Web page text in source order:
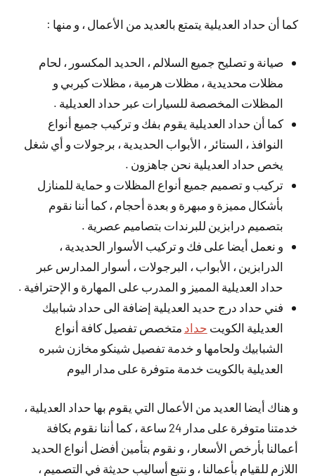
كما أن حداد العديلية يتمتع بالعديد من الأعمال ، و منها :
صيانة و تصليح جميع السلالم ، الحديد المكسور ، لحام
مظلات محديدية ، مظلات هرمية ، مظلات كيربي و
المظلات المخصصة للسيارات عبر حداد العديلية .
كما أن حداد العديلية يقوم بفك و تركيب جميع أنواع
النوافذ ، الستائر ، الأبواب الحديدية ، برجولات و أي شغل
يخص حداد العديلية نحن جاهزون .
تركيب و تصميم جميع أنواع المظلات و حماية للمنازل
بأشكال مميزة و مبهرة و بعدة أحجام ، كما أننا نقوم
بتصميم درابزين للبرندات بتصاميم عصرية .
و نعمل أيضا على فك و تركيب الأسوار الحديدية ،
الدرابزين ، الأبواب ، البرجولات ، أسوار المدارس عبر
حداد العديلية المميز و المدرب على المهارة و الإحترافية .
فني حداد درج حديد العديلية إضافة الى حداد شبابيك
العديلية الكويت حداد متخصص تفصيل كافة أنواع
الشبابيك ولحامها و خدمة تفصيل شينكو مخازن شبره
العديلية بالكويت خدمة متوفرة على مدار اليوم
و هناك أيضا العديد من الأعمال التي يقوم بها حداد العديلية ،
خدمتنا متوفرة على مدار 24 ساعة ، كما أننا نقوم بكافة
أعمالنا بأرخص الأسعار ، و نقوم بتأمين أفضل أنواع الحديد
اللازم للقيام بأعمالنا ، و نتبع أساليب حديثة في التصميم ،